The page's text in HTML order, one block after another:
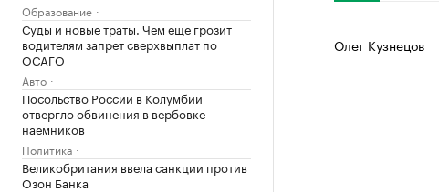
Образование
Суды и новые траты. Чем еще грозит
водителям запрет сверхвыплат по
ОСАГО
Авто
Посольство России в Колумбии
отвергло обвинения в вербовке
наемников
Политика
Великобритания ввела санкции против
Озон Банка
Олег Кузнецов